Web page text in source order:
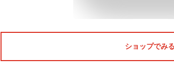
ショップでみる